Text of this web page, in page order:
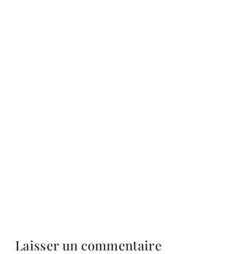
Laisser un commentaire